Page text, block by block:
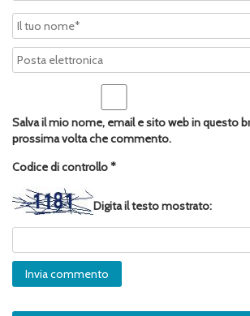
Salva il mio nome, email e sito web in questo
prossima volta che commento.
Codice di controllo*
Digita il testo mostrato: